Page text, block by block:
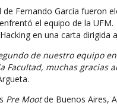
de Fernando García fueron
el equipo de la UFM.
en una carta dirigida
de nuestro equipo
Facultad, muchas
Pre Mootde Buenos Aires,